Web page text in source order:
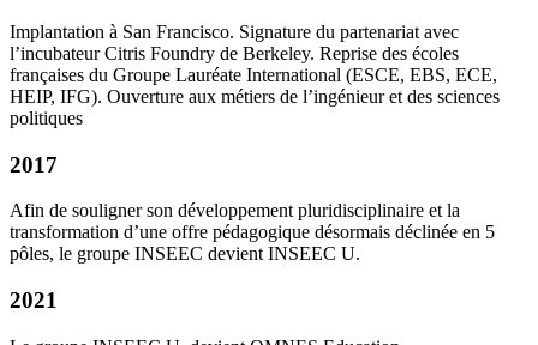
Implantation à San Francisco. Signature du partenariat avec
l’incubateur Citris Foundry de Berkeley. Reprise des écoles
françaises du Groupe Lauréate International (ESCE, EBS, ECE,
HEIP, IFG). Ouverture aux métiers de l’ingénieur et des sciences
politiques
2017
Afin de souligner son développement pluridisciplinaire et la
transformation d’une offre pédagogique désormais déclinée en 5
pôles, le groupe INSEEC devient INSEEC U.
2021